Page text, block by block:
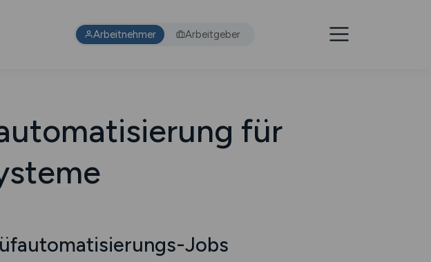
Arbeitnehmer Arbeitgeber
für
Jobs